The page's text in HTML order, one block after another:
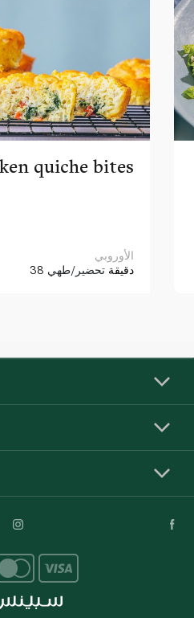
quiche bites
الأوروبي
38 دقيقة تحضير/طهي